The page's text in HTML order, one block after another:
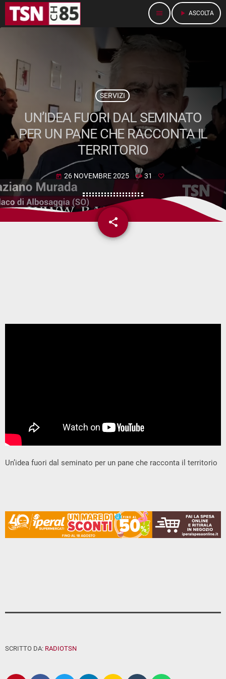
menu play_arrow ASCOLTA
SERVIZI
UN’IDEA FUORI DAL SEMINATO
PER UN PANE CHE RACCONTA IL
TERRITORIO
today 26 NOVEMBRE 2025 31
share
email
Un’idea fuori dal seminato per un pane che racconta il territorio
SCRITTO DA: RADIOTSN